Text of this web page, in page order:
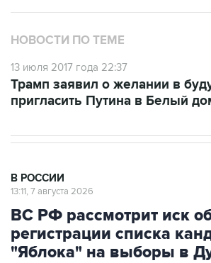
НОВОСТИ ПО ТЕМЕ
13 июля 2017 года 22:37
Трамп заявил о желании в
пригласить Путина в Белый
В РОССИИ
13:11, 7 августа 2026
ВС РФ рассмотрит иск
регистрации списка
"Яблока" на выборы в